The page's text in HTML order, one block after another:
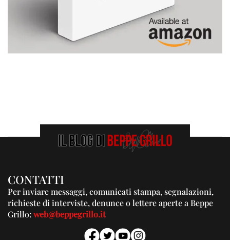
CONTATTI
Per inviare messaggi, comunicati stampa, segnalazioni,
richieste di interviste, denunce o lettere aperte a Beppe
Grillo:web@beppegrillo.it